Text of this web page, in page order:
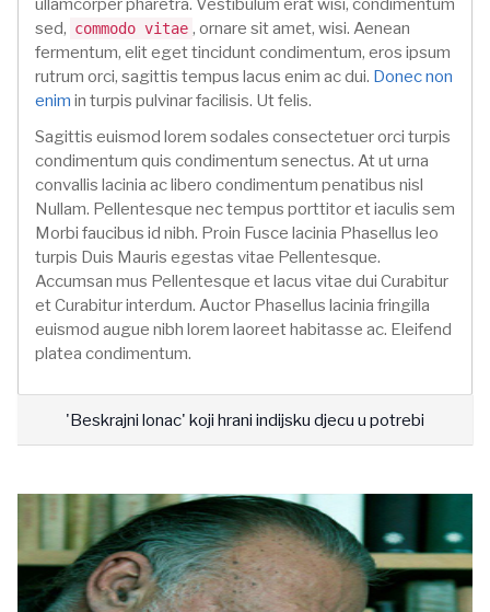
ullamcorper pharetra. Vestibulum erat wisi, condimentum
sed, commodo vitae , ornare sit amet, wisi. Aenean
fermentum, elit eget tincidunt condimentum, eros ipsum
rutrum orci, sagittis tempus lacus enim ac dui. Donec non
enim in turpis pulvinar facilisis. Ut felis.
Sagittis euismod lorem sodales consectetuer orci turpis
condimentum quis condimentum senectus. At ut urna
convallis lacinia ac libero condimentum penatibus nisl
Nullam. Pellentesque nec tempus porttitor et iaculis sem
Morbi faucibus id nibh. Proin Fusce lacinia Phasellus leo
turpis Duis Mauris egestas vitae Pellentesque.
Accumsan mus Pellentesque et lacus vitae dui Curabitur
et Curabitur interdum. Auctor Phasellus lacinia fringilla
euismod augue nibh lorem laoreet habitasse ac. Eleifend
platea condimentum.
'Beskrajni lonac' koji hrani indijsku djecu u potrebi